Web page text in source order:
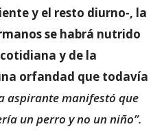
y el resto diurno-, la
se habrá nutrido
y de la
orfandad que todavía
aspirante manifestó que
un perro y no un niño”.